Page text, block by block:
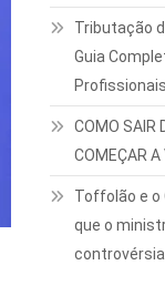
Tributação
Guia
Profissionais
COMO SAIR
COMEÇAR A
Toffolão e o
que o